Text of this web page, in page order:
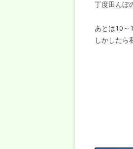
丁度田んぼ
あとは10～
しかしたら